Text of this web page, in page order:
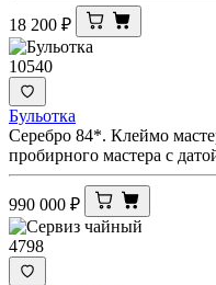
18 200 ₽
10540
Бульотка
Серебро 84*. Клеймо
пробирного мастера с
990 000 ₽
4798